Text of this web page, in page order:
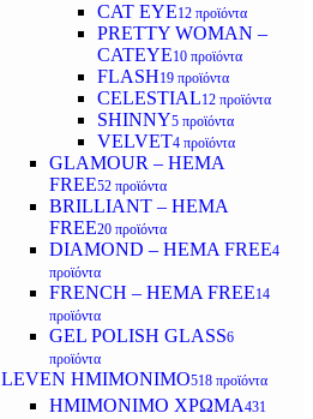
CAT EYE12 προϊόντα
PRETTY WOMAN –
CATEYE10 προϊόντα
FLASH19 προϊόντα
CELESTIAL12 προϊόντα
SHINNY5 προϊόντα
VELVET4 προϊόντα
GLAMOUR – HEMA
FREE52 προϊόντα
BRILLIANT – HEMA
FREE20 προϊόντα
DIAMOND – HEMA FREE4
προϊόντα
FRENCH – HEMA FREE14
προϊόντα
GEL POLISH GLASS6
προϊόντα
LEVEN ΗΜΙΜΟΝΙΜΟ518 προϊόντα
ΗΜΙΜΟΝΙΜΟ ΧΡΩΜΑ431